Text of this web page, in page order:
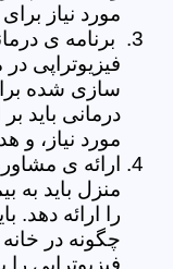
مورد نیاز
برنامه ی
فیزیوتراپی
سازی شده
درمانی باید
مورد نیاز،
ارائه ی
منزل باید به
را ارائه دهد.
چگونه در
فیزیوتراپی